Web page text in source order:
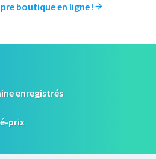
boutique en ligne !
enregistrés
prix